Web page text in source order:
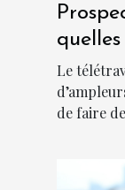
sa
Le
de faire